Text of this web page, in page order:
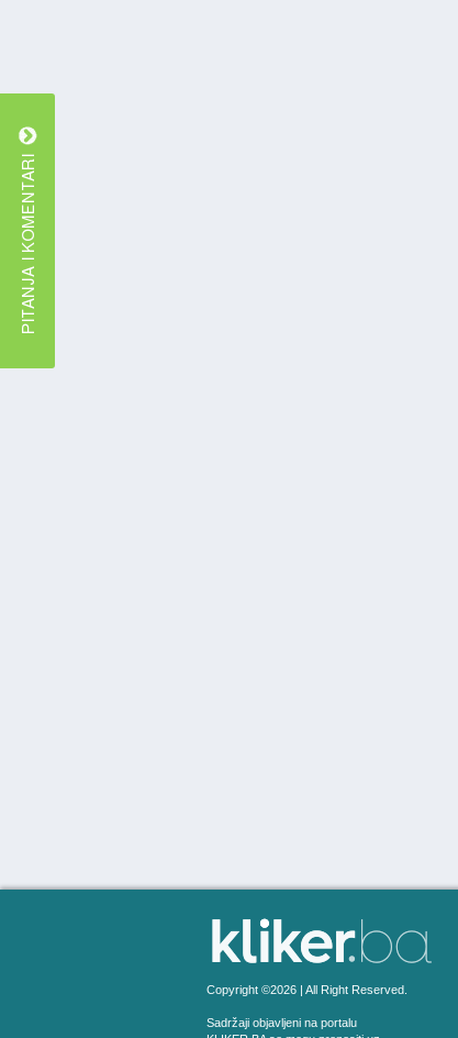
Copyright ©2026 | All Right Reserved.
Sadržaji objavljeni na portalu